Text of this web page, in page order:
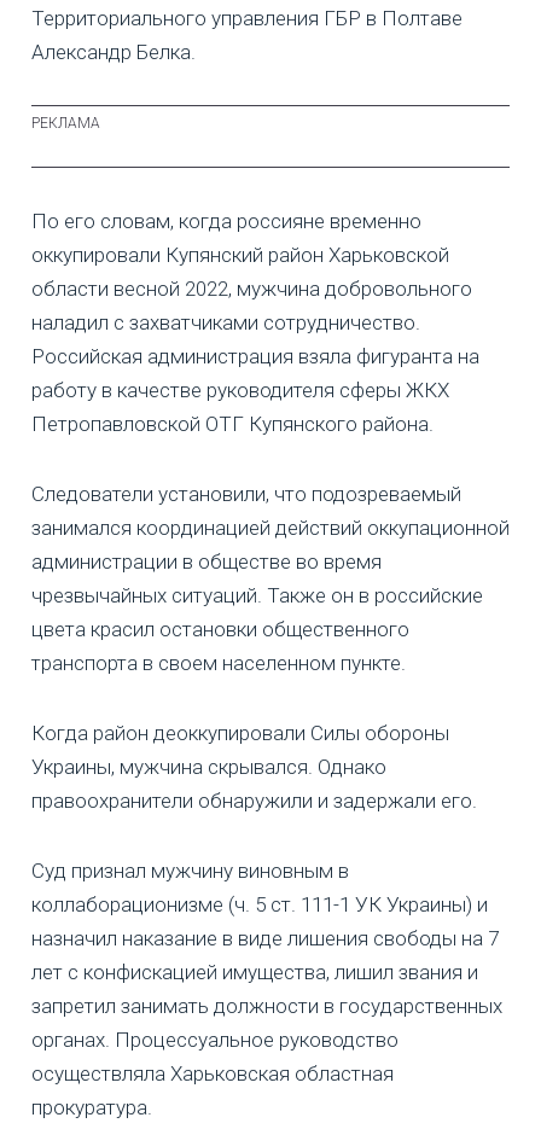
Территориального управления ГБР в Полтаве
Александр Белка.
По его словам, когда россияне временно
оккупировали Купянский район Харьковской
области весной 2022, мужчина добровольного
наладил с захватчиками сотрудничество.
Российская администрация взяла фигуранта на
работу в качестве руководителя сферы ЖКХ
Петропавловской ОТГ Купянского района.
Следователи установили, что подозреваемый
занимался координацией действий оккупационной
администрации в обществе во время
чрезвычайных ситуаций. Также он в российские
цвета красил остановки общественного
транспорта в своем населенном пункте.
Когда район деоккупировали Силы обороны
Украины, мужчина скрывался. Однако
правоохранители обнаружили и задержали его.
Суд признал мужчину виновным в
коллаборационизме (ч. 5 ст. 111-1 УК Украины) и
назначил наказание в виде лишения свободы на 7
лет с конфискацией имущества, лишил звания и
запретил занимать должности в государственных
органах. Процессуальное руководство
осуществляла Харьковская областная
прокуратура.